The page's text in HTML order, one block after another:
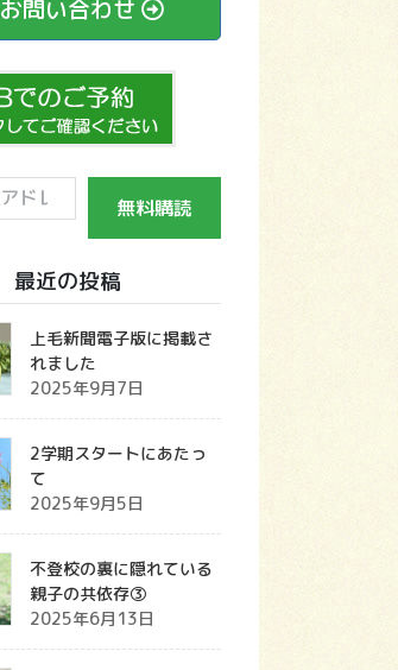
お問い合わせ
無料購読
最近の投稿
上毛新聞電子版に掲載さ
れました
2025年9月7日
2学期スタートにあたっ
て
2025年9月5日
不登校の裏に隠れている
親子の共依存③
2025年6月13日